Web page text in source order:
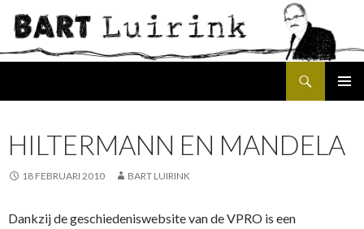
HILTERMANN EN MANDELA
18 FEBRUARI 2010 BART LUIRINK
Dankzij de geschiedeniswebsite van de VPRO is een